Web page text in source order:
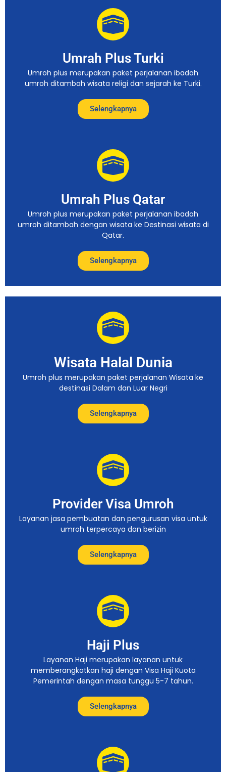
Umrah Plus Turki
Umroh plus merupakan paket perjalanan ibadah
umroh ditambah wisata religi dan sejarah ke Turki.
Selengkapnya
Umrah Plus Qatar
Umroh plus merupakan paket perjalanan ibadah
umroh ditambah dengan wisata ke Destinasi wisata di
Qatar.
Selengkapnya
Wisata Halal Dunia
Umroh plus merupakan paket perjalanan Wisata ke
destinasi Dalam dan Luar Negri
Selengkapnya
Provider Visa Umroh
Layanan jasa pembuatan dan pengurusan visa untuk
umroh terpercaya dan berizin
Selengkapnya
Haji Plus
Layanan Haji merupakan layanan untuk
memberangkatkan haji dengan Visa Haji Kuota
Pemerintah dengan masa tunggu 5-7 tahun.
Selengkapnya